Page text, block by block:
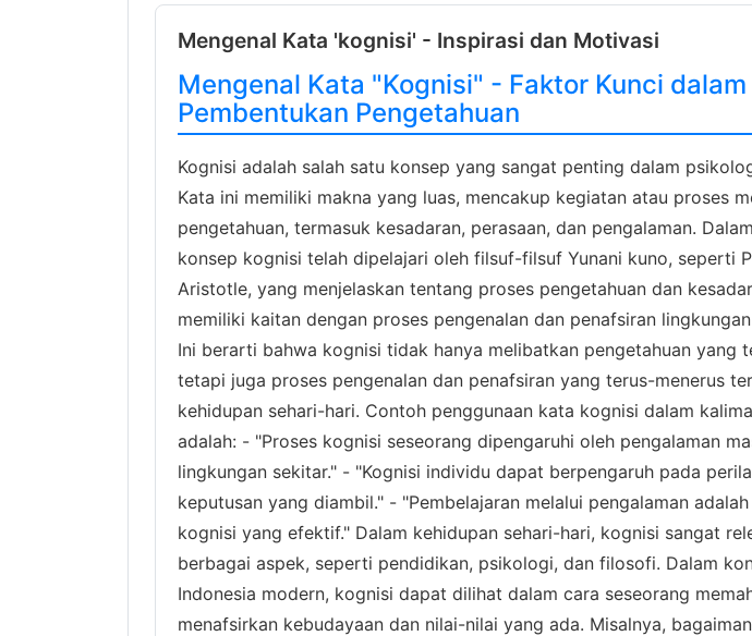
Mengenal Kata 'kognisi' - Inspirasi dan Motivasi
Mengenal Kata "Kognisi" - Faktor Kunci dalam
Pembentukan Pengetahuan
Kognisi adalah salah satu konsep yang sangat penting dalam
Kata ini memiliki makna yang luas, mencakup kegiatan atau proses
pengetahuan, termasuk kesadaran, perasaan, dan pengalaman.
konsep kognisi telah dipelajari oleh filsuf-filsuf Yunani kuno, seperti
Aristotle, yang menjelaskan tentang proses pengetahuan dan
memiliki kaitan dengan proses pengenalan dan penafsiran
Ini berarti bahwa kognisi tidak hanya melibatkan pengetahuan yang
tetapi juga proses pengenalan dan penafsiran yang terus-menerus
kehidupan sehari-hari. Contoh penggunaan kata kognisi dalam
adalah: - "Proses kognisi seseorang dipengaruhi oleh pengalaman
lingkungan sekitar." - "Kognisi individu dapat berpengaruh pada
keputusan yang diambil." - "Pembelajaran melalui pengalaman
kognisi yang efektif." Dalam kehidupan sehari-hari, kognisi sangat
berbagai aspek, seperti pendidikan, psikologi, dan filosofi. Dalam
Indonesia modern, kognisi dapat dilihat dalam cara seseorang
menafsirkan kebudayaan dan nilai-nilai yang ada. Misalnya,